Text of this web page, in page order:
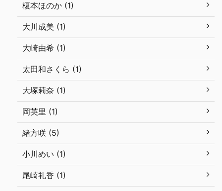
榎本ほのか (1)
大川成美 (1)
大崎由希 (1)
太田和さくら (1)
大塚莉奈 (1)
岡英里 (1)
緒方咲 (5)
小川めい (1)
尾崎礼香 (1)